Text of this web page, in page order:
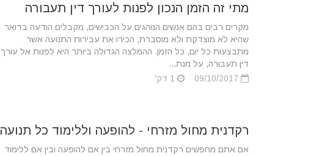
מתי זה הזמן הנכון לפנות לעורך דין תעבורה
מקרים רבים בהם אנשים הנוהגים על הכבישים, מקבלים הודעה בדואר
שהיא לא מוצדקת ולא מוסברת, הכירו את עבירות התנועה אשר
מתבצעות כל יום, כל הזמן. ההמלצה הגדולה ביותר היא לפנות אל עורך
דין תעבורה, על מנת...
רקדנית מחול מזרחי - להופעה וללימוד כל תנועה
אם אתם מחפשים רקדנית מחול מזרחי בין אם להופעה ובין אם ללימוד